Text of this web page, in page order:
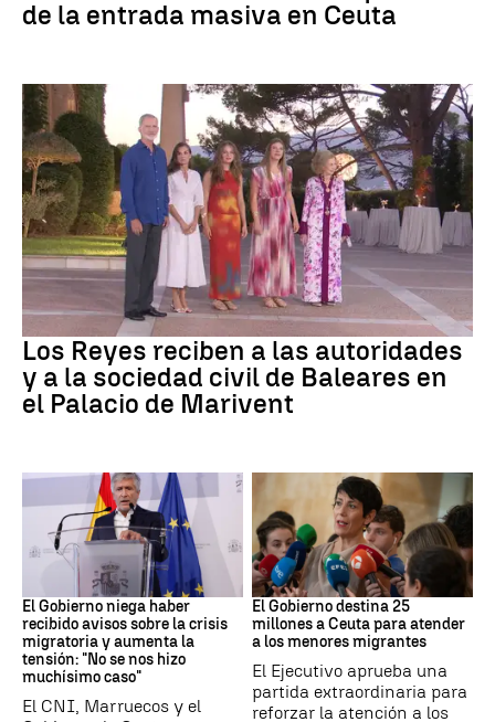
de la entrada masiva en Ceuta
Los Reyes reciben a las autoridades
y a la sociedad civil de Baleares en
el Palacio de Marivent
El Gobierno niega haber
recibido avisos sobre la crisis
migratoria y aumenta la
tensión: "No se nos hizo
muchísimo caso"
El CNI, Marruecos y el
Crisis migratoria
El Gobierno destina 25
millones a Ceuta para atender
a los menores migrantes
El Ejecutivo aprueba una
partida extraordinaria para
reforzar la atención a los